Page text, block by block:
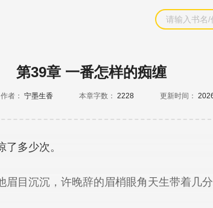
第39章 一番怎样的痴缠
作者： 宁墨生香 本章字数： 2228 更新时间：